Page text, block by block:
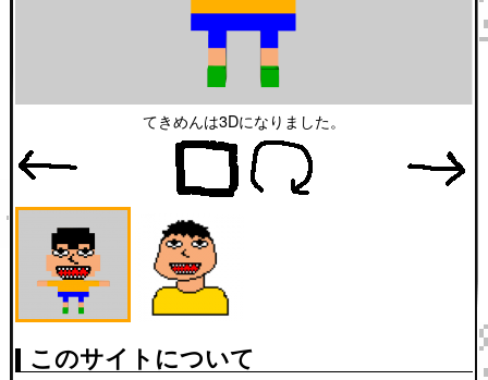
てきめんは3Dになりました。
このサイトについて